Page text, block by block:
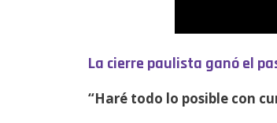
La cierre paulista ganó el
“Haré todo lo posible con